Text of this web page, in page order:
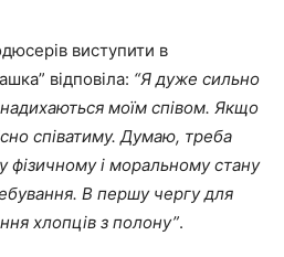
виступити в
відповіла: “Я дуже сильно
моїм співом. Якщо
співатиму. Думаю, треба
фізичному і моральному стану
В першу чергу для
хлопців з полону”.